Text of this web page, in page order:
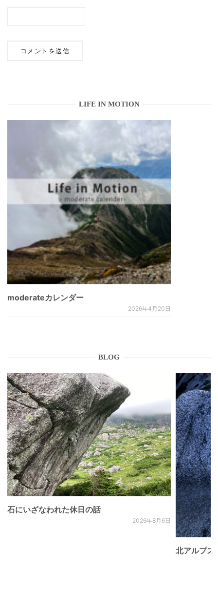
LIFE IN MOTION
moderateカレンダー
2026年4月20日
BLOG
石にいざなわれた休日の話
2026年8月6日
北アルプ